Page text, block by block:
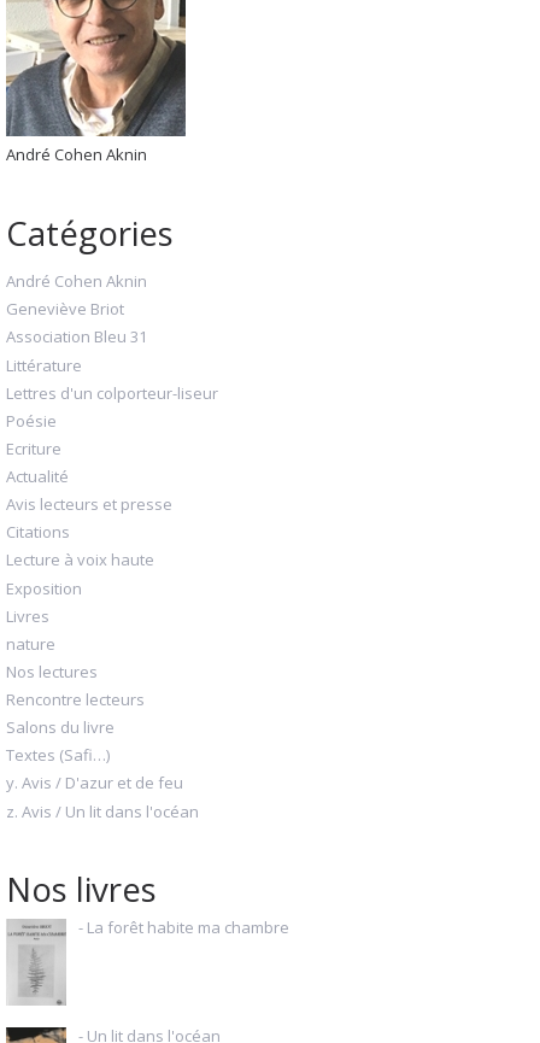
André Cohen Aknin
Catégories
André Cohen Aknin
Geneviève Briot
Association Bleu 31
Littérature
Lettres d'un colporteur-liseur
Poésie
Ecriture
Actualité
Avis lecteurs et presse
Citations
Lecture à voix haute
Exposition
Livres
nature
Nos lectures
Rencontre lecteurs
Salons du livre
Textes (Safi…)
y. Avis / D'azur et de feu
z. Avis / Un lit dans l'océan
Nos livres
- La forêt habite ma chambre
- Un lit dans l'océan